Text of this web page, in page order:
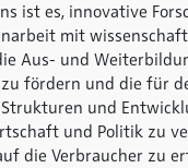
ist es, innovative
mit
Aus- und
fördern und die für
und
und Politik zu
die Verbraucher zu